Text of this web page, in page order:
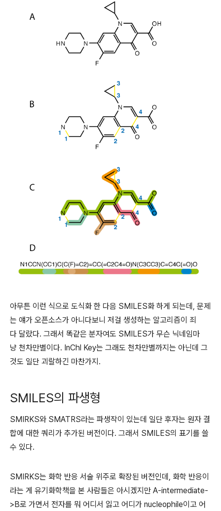
아무튼 이런 식으로 도식화 한 다음 SMILES화 하게 되는데, 문제
는 얘가 오픈소스가 아니다보니 저걸 생성하는 알고리즘이 죄
다 달랐다. 그래서 똑같은 분자여도 SMILES가 무슨 닉네임마
냥 천차만별이다. InChl Key는 그래도 천차만별까지는 아닌데 그
것도 일단 괴랄하긴 마찬가지.
SMILES의 파생형
SMIRKS와 SMATRS라는 파생작이 있는데 일단 후자는 원자 결
합에 대한 쿼리가 추가된 버전이다. 그래서 SMILES의 표기를 쓸
수 있다.
SMIRKS는 화학 반응 서술 위주로 확장된 버전인데, 화학 반응이
라는 게 유기화학책을 본 사람들은 아시겠지만 A-intermediate-
>B로 가면서 전자를 뭐 어디서 잃고 어디가 nucleophile이고 어